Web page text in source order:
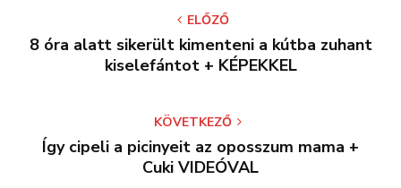
ELŐZŐ
8 óra alatt sikerült kimenteni a kútba zuhant
kiselefántot + KÉPEKKEL
KÖVETKEZŐ
Így cipeli a picinyeit az oposszum mama +
Cuki VIDEÓVAL